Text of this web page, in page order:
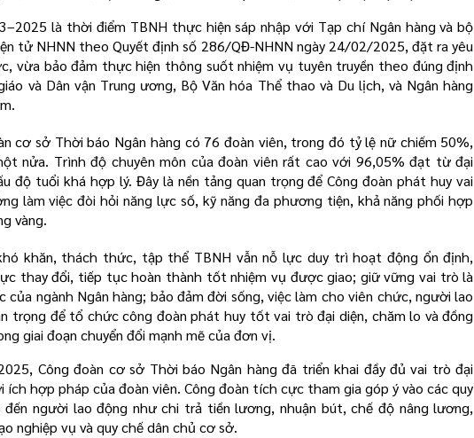
là thời điểm TBNH thực hiện sáp nhập với Tạp chí Ngân hàng và bộ
tử NHNN theo Quyết định số 286/QĐ-NHNN ngày 24/02/2025, đặt ra yêu
vừa bảo đảm thực hiện thông suốt nhiệm vụ tuyên truyền theo đúng định
và Dân vận Trung ương, Bộ Văn hóa Thể thao và Du lịch, và Ngân hàng
cơ sở Thời báo Ngân hàng có 76 đoàn viên, trong đó tỷ lệ nữ chiếm 50%,
nửa. Trình độ chuyên môn của đoàn viên rất cao với 96,05% đạt từ đại
độ tuổi khá hợp lý. Đây là nền tảng quan trọng để Công đoàn phát huy vai
làm việc đòi hỏi năng lực số, kỹ năng đa phương tiện, khả năng phối hợp
vàng.
khăn, thách thức, tập thể TBNH vẫn nỗ lực duy trì hoạt động ổn định,
thay đổi, tiếp tục hoàn thành tốt nhiệm vụ được giao; giữ vững vai trò là
của ngành Ngân hàng; bảo đảm đời sống, việc làm cho viên chức, người lao
trọng để tổ chức công đoàn phát huy tốt vai trò đại diện, chăm lo và đồng
giai đoạn chuyển đổi mạnh mẽ của đơn vị.
Công đoàn cơ sở Thời báo Ngân hàng đã triển khai đầy đủ vai trò đại
ích hợp pháp của đoàn viên. Công đoàn tích cực tham gia góp ý vào các quy
người lao động như chi trả tiền lương, nhuận bút, chế độ nâng lương,
nghiệp vụ và quy chế dân chủ cơ sở.